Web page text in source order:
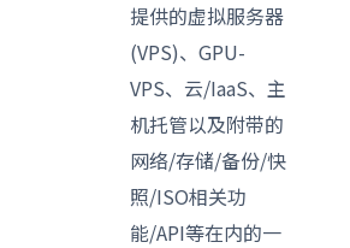
提供的虚拟服务器
(VPS)、GPU-
VPS、云/IaaS、主
机托管以及附带的
网络/存储/备份/快
照/ISO相关功
能/API等在内的一